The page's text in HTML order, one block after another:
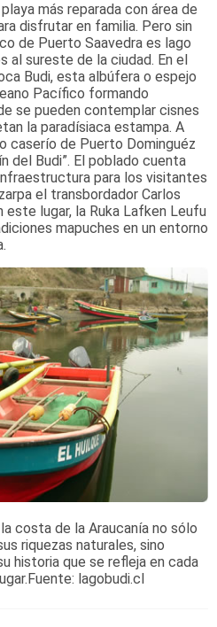
más reparada con área de
disfrutar en familia. Pero sin
de Puerto Saavedra es lago
al sureste de la ciudad. En el
Budi, esta albúfera o espejo
Pacífico formando
se pueden contemplar cisnes
la paradísiaca estampa. A
caserío de Puerto Dominguéz
del Budi”. El poblado cuenta
para los visitantes
el transbordador Carlos
este lugar, la Ruka Lafken Leufu
mapuches en un entorno
costa de la Araucanía no sólo
riquezas naturales, sino
historia que se refleja en cada
Fuente: lagobudi.cl